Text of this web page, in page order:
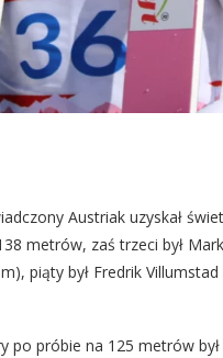
Austriak uzyskał
metrów, zaś trzeci był
piąty był Fredrik
próbie na 125 metrów był